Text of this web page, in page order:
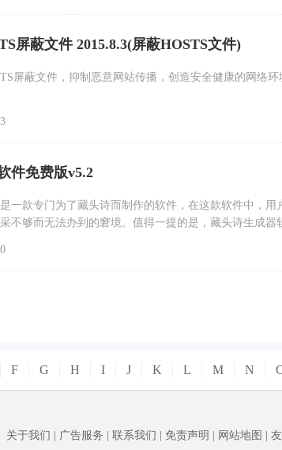
屏蔽文件 2015.8.3(屏蔽HOSTS文件)
屏蔽文件，抑制恶意网站传播，创造安全健康的网络环
件免费版v5.2
一款专门为了藏头诗而制作的软件，在这款软件中，用
不够而无法办到的窘境。值得一提的是，藏头诗生成器
F G H I J K L M N
关于我们 广告服务 联系我们 免责声明 网站地图